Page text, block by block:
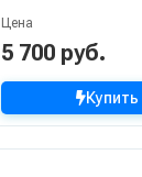
Цена
5 700 руб.
Купить